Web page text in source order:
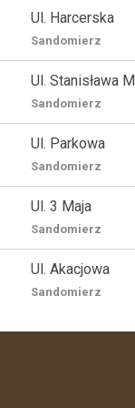
Ul. Harcerska
Sandomierz
Ul. Stanisława
Sandomierz
Ul. Parkowa
Sandomierz
Ul. 3 Maja
Sandomierz
Ul. Akacjowa
Sandomierz